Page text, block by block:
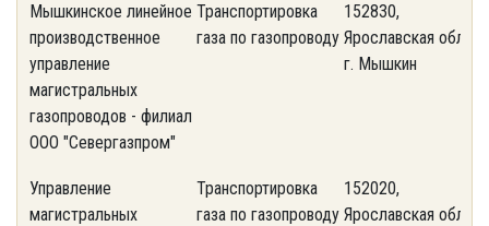
Мышкинское линейное
производственное
управление
магистральных
газопроводов - филиал
ООО "Севергазпром"
Транспортировка
газа по газопроводу
152830,
Ярославская обл.,
г. Мышкин
Управление
магистральных
Транспортировка
газа по газопроводу
152020,
Ярославская обл.,